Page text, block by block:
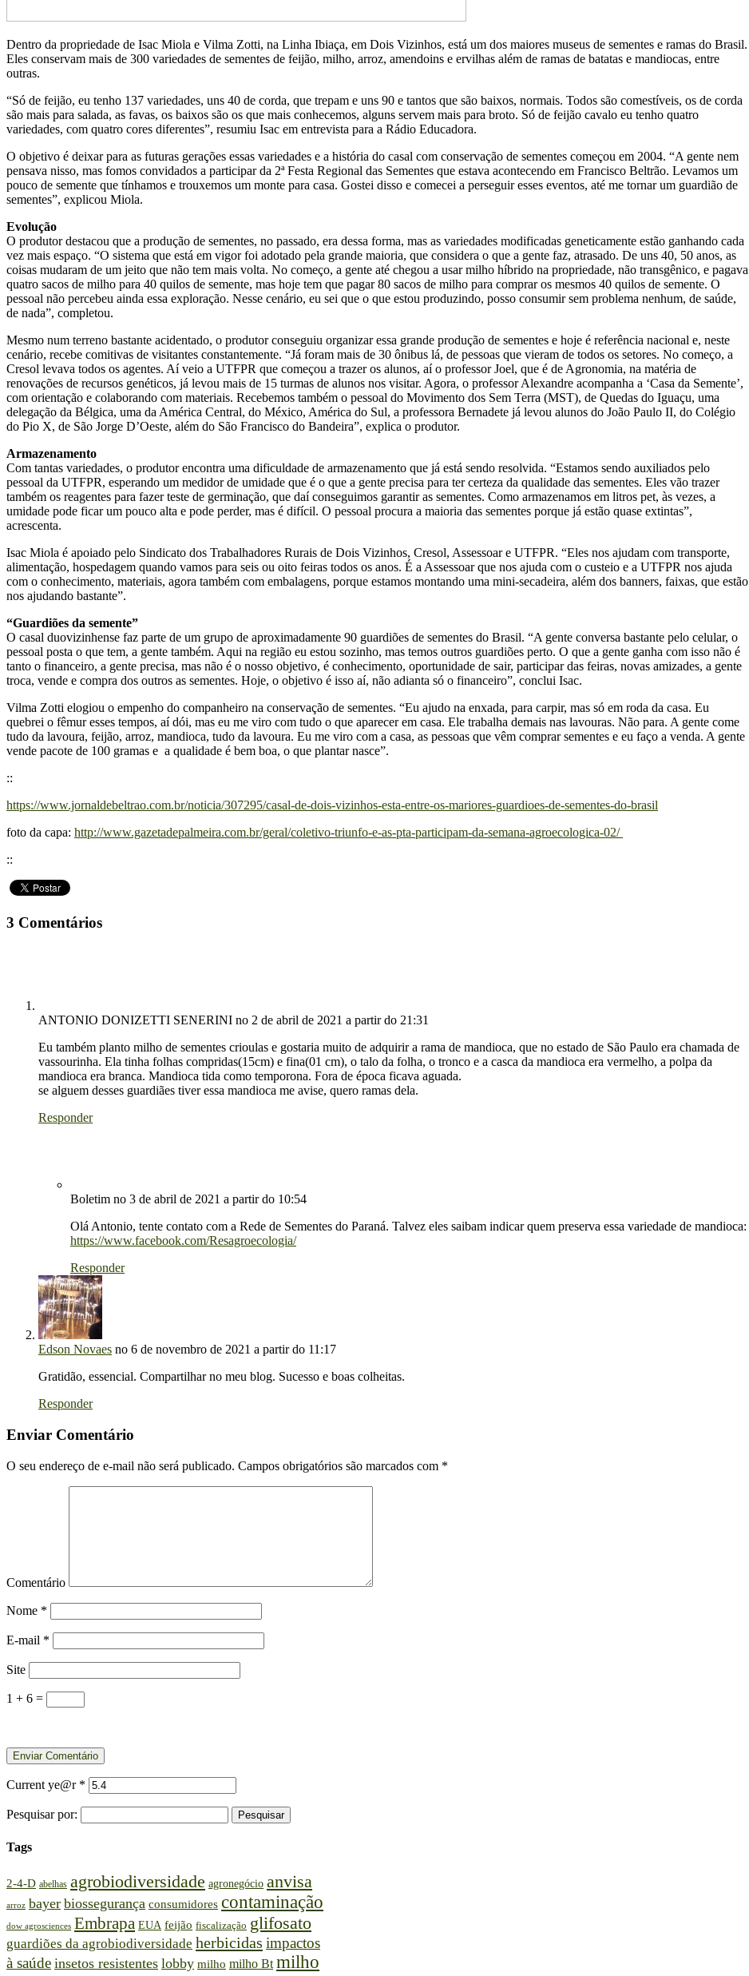
Dentro da propriedade de Isac Miola e Vilma Zotti, na Linha Ibiaça, em Dois Vizinhos, está um dos maiores museus de sementes e ramas do Brasil.
Eles conservam mais de 300 variedades de sementes de feijão, milho, arroz, amendoins e ervilhas além de ramas de batatas e mandiocas, entre
outras.
“Só de feijão, eu tenho 137 variedades, uns 40 de corda, que trepam e uns 90 e tantos que são baixos, normais. Todos são comestíveis, os de corda
são mais para salada, as favas, os baixos são os que mais conhecemos, alguns servem mais para broto. Só de feijão cavalo eu tenho quatro
variedades, com quatro cores diferentes”, resumiu Isac em entrevista para a Rádio Educadora.
O objetivo é deixar para as futuras gerações essas variedades e a história do casal com conservação de sementes começou em 2004. “A gente nem
pensava nisso, mas fomos convidados a participar da 2ª Festa Regional das Sementes que estava acontecendo em Francisco Beltrão. Levamos um
pouco de semente que tínhamos e trouxemos um monte para casa. Gostei disso e comecei a perseguir esses eventos, até me tornar um guardião de
sementes”, explicou Miola.
Evolução
O produtor destacou que a produção de sementes, no passado, era dessa forma, mas as variedades modificadas geneticamente estão ganhando cada
vez mais espaço. “O sistema que está em vigor foi adotado pela grande maioria, que considera o que a gente faz, atrasado. De uns 40, 50 anos, as
coisas mudaram de um jeito que não tem mais volta. No começo, a gente até chegou a usar milho híbrido na propriedade, não transgênico, e pagava
quatro sacos de milho para 40 quilos de semente, mas hoje tem que pagar 80 sacos de milho para comprar os mesmos 40 quilos de semente. O
pessoal não percebeu ainda essa exploração. Nesse cenário, eu sei que o que estou produzindo, posso consumir sem problema nenhum, de saúde,
de nada”, completou.
Mesmo num terreno bastante acidentado, o produtor conseguiu organizar essa grande produção de sementes e hoje é referência nacional e, neste
cenário, recebe comitivas de visitantes constantemente. “Já foram mais de 30 ônibus lá, de pessoas que vieram de todos os setores. No começo, a
Cresol levava todos os agentes. Aí veio a UTFPR que começou a trazer os alunos, aí o professor Joel, que é de Agronomia, na matéria de
renovações de recursos genéticos, já levou mais de 15 turmas de alunos nos visitar. Agora, o professor Alexandre acompanha a ‘Casa da Semente’,
com orientação e colaborando com materiais. Recebemos também o pessoal do Movimento dos Sem Terra (MST), de Quedas do Iguaçu, uma
delegação da Bélgica, uma da América Central, do México, América do Sul, a professora Bernadete já levou alunos do João Paulo II, do Colégio
do Pio X, de São Jorge D’Oeste, além do São Francisco do Bandeira”, explica o produtor.
Armazenamento
Com tantas variedades, o produtor encontra uma dificuldade de armazenamento que já está sendo resolvida. “Estamos sendo auxiliados pelo
pessoal da UTFPR, esperando um medidor de umidade que é o que a gente precisa para ter certeza da qualidade das sementes. Eles vão trazer
também os reagentes para fazer teste de germinação, que daí conseguimos garantir as sementes. Como armazenamos em litros pet, às vezes, a
umidade pode ficar um pouco alta e pode perder, mas é difícil. O pessoal procura a maioria das sementes porque já estão quase extintas”,
acrescenta.
Isac Miola é apoiado pelo Sindicato dos Trabalhadores Rurais de Dois Vizinhos, Cresol, Assessoar e UTFPR. “Eles nos ajudam com transporte,
alimentação, hospedagem quando vamos para seis ou oito feiras todos os anos. É a Assessoar que nos ajuda com o custeio e a UTFPR nos ajuda
com o conhecimento, materiais, agora também com embalagens, porque estamos montando uma mini-secadeira, além dos banners, faixas, que estão
nos ajudando bastante”.
“Guardiões da semente”
O casal duovizinhense faz parte de um grupo de aproximadamente 90 guardiões de sementes do Brasil. “A gente conversa bastante pelo celular, o
pessoal posta o que tem, a gente também. Aqui na região eu estou sozinho, mas temos outros guardiões perto. O que a gente ganha com isso não é
tanto o financeiro, a gente precisa, mas não é o nosso objetivo, é conhecimento, oportunidade de sair, participar das feiras, novas amizades, a gente
troca, vende e compra dos outros as sementes. Hoje, o objetivo é isso aí, não adianta só o financeiro”, conclui Isac.
Vilma Zotti elogiou o empenho do companheiro na conservação de sementes. “Eu ajudo na enxada, para carpir, mas só em roda da casa. Eu
quebrei o fêmur esses tempos, aí dói, mas eu me viro com tudo o que aparecer em casa. Ele trabalha demais nas lavouras. Não para. A gente come
tudo da lavoura, feijão, arroz, mandioca, tudo da lavoura. Eu me viro com a casa, as pessoas que vêm comprar sementes e eu faço a venda. A gente
vende pacote de 100 gramas e a qualidade é bem boa, o que plantar nasce”.
::
https://www.jornaldebeltrao.com.br/noticia/307295/casal-de-dois-vizinhos-esta-entre-os-mariores-guardioes-de-sementes-do-brasil
foto da capa: http://www.gazetadepalmeira.com.br/geral/coletivo-triunfo-e-as-pta-participam-da-semana-agroecologica-02/
::
3 Comentários
ANTONIO DONIZETTI SENERINI no 2 de abril de 2021 a partir do 21:31
Eu também planto milho de sementes crioulas e gostaria muito de adquirir a rama de mandioca, que no estado de São Paulo era chamada de
vassourinha. Ela tinha folhas compridas(15cm) e fina(01 cm), o talo da folha, o tronco e a casca da mandioca era vermelho, a polpa da
mandioca era branca. Mandioca tida como temporona. Fora de época ficava aguada.
se alguem desses guardiães tiver essa mandioca me avise, quero ramas dela.
Responder
Boletim no 3 de abril de 2021 a partir do 10:54
Olá Antonio, tente contato com a Rede de Sementes do Paraná. Talvez eles saibam indicar quem preserva essa variedade de mandioca:
https://www.facebook.com/Resagroecologia/
Responder
Edson Novaes no 6 de novembro de 2021 a partir do 11:17
Gratidão, essencial. Compartilhar no meu blog. Sucesso e boas colheitas.
Responder
Enviar Comentário
O seu endereço de e-mail não será publicado. Campos obrigatórios são marcados com *
Comentário
Nome *
E-mail *
Site
1 + 6 =
Current ye@r *
Pesquisar por:
Tags
2-4-D abelhas agrobiodiversidade agronegócio anvisa
arroz bayer biossegurança consumidores contaminação
dow agrosciences Embrapa EUA feijão fiscalização glifosato
guardiões da agrobiodiversidade herbicidas impactos
à saúde insetos resistentes lobby milho milho Bt milho